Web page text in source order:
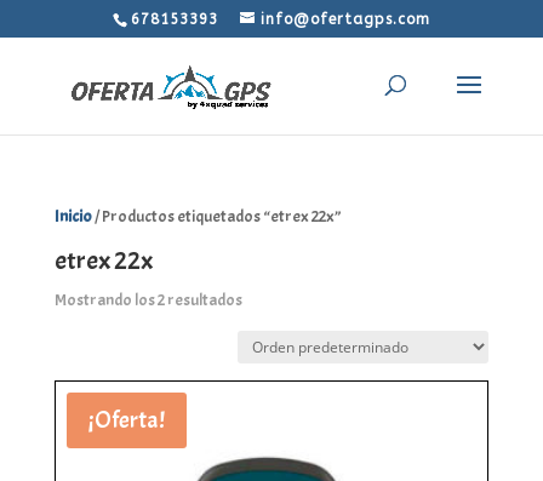
678153393 info@ofertagps.com
Inicio/ Productos etiquetados “etrex 22x”
etrex 22x
Mostrando los 2 resultados
¡Oferta!